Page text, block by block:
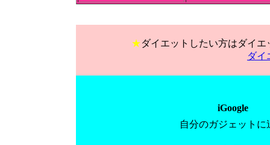
★ダイエットしたい方はダイ
ダイ
iGoogle
自分のガジェットに